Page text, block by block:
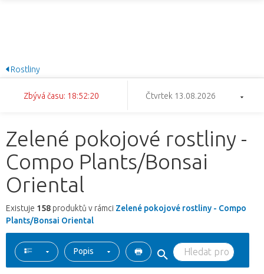
Rostliny
Zbývá času: 18:52:19 Čtvrtek 13.08.2026
Zelené pokojové rostliny -
Compo Plants/Bonsai
Oriental
Existuje 158 produktů v rámci Zelené pokojové rostliny - Compo
Plants/Bonsai Oriental
Popis